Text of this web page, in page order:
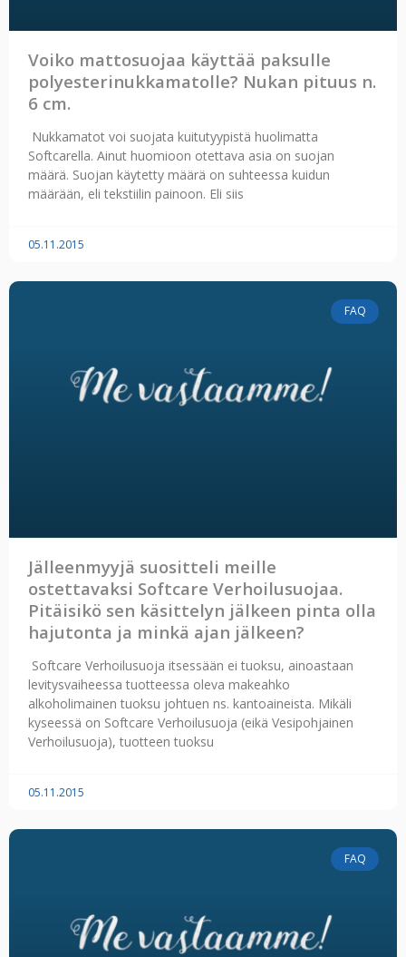
Voiko mattosuojaa käyttää paksulle
polyesterinukkamatolle? Nukan pituus n.
6 cm.
Nukkamatot voi suojata kuitutyypistä huolimatta
Softcarella. Ainut huomioon otettava asia on suojan
määrä. Suojan käytetty määrä on suhteessa kuidun
määrään, eli tekstiilin painoon. Eli siis
05.11.2015
FAQ
Jälleenmyyjä suositteli meille
ostettavaksi Softcare Verhoilusuojaa.
Pitäisikö sen käsittelyn jälkeen pinta olla
hajutonta ja minkä ajan jälkeen?
Softcare Verhoilusuoja itsessään ei tuoksu, ainoastaan
levitysvaiheessa tuotteessa oleva makeahko
alkoholimainen tuoksu johtuen ns. kantoaineista. Mikäli
kyseessä on Softcare Verhoilusuoja (eikä Vesipohjainen
Verhoilusuoja), tuotteen tuoksu
05.11.2015
FAQ